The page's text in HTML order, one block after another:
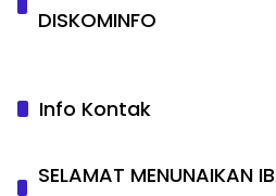
DISKOMINFO
Info Kontak
SELAMAT MENUNAIKAN